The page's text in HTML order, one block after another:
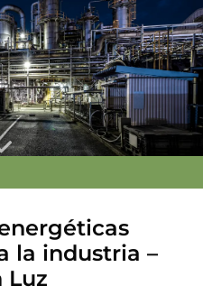
la industria –
Luz